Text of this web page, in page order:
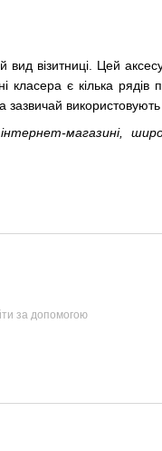
візитниці. Цей
класера ​​є кілька
використовують
магазині,
за допомогою